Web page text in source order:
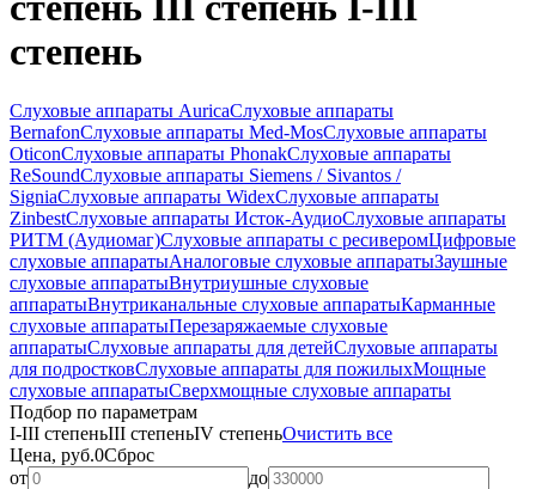
степень
Слуховые аппараты AuricaСлуховые аппараты
BernafonСлуховые аппараты Med-MosСлуховые аппараты
OticonСлуховые аппараты PhonakСлуховые аппараты
ReSoundСлуховые аппараты Siemens / Sivantos /
SigniaСлуховые аппараты WidexСлуховые аппараты
ZinbestСлуховые аппараты Исток-АудиоСлуховые аппараты
РИТМ (Аудиомаг)Слуховые аппараты с ресиверомЦифровые
слуховые аппаратыАналоговые слуховые аппаратыЗаушные
слуховые аппаратыВнутриушные слуховые
аппаратыВнутриканальные слуховые аппаратыКарманные
слуховые аппаратыПерезаряжаемые слуховые
аппаратыСлуховые аппараты для детейСлуховые аппараты
для подростковСлуховые аппараты для пожилыхМощные
слуховые аппаратыСверхмощные слуховые аппараты
Подбор по параметрам
I-III степеньIII степеньIV степеньОчистить все
Цена, руб.0Сброс
от
до